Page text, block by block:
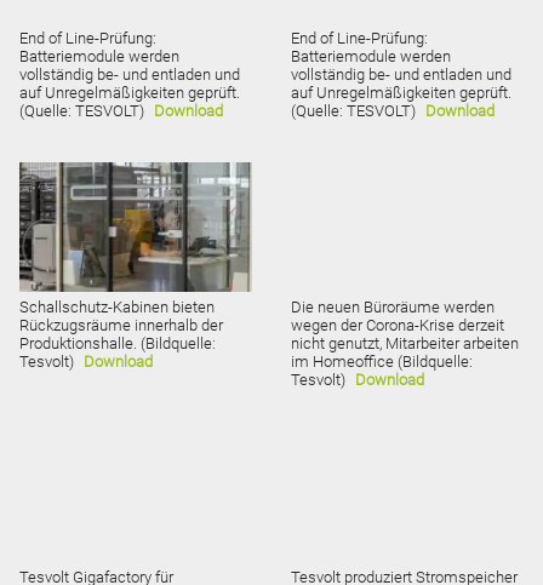
End of Line-Prüfung:
Batteriemodule werden
vollständig be- und entladen und
auf Unregelmäßigkeiten geprüft.
(Quelle: TESVOLT) Download
End of Line-Prüfung:
Batteriemodule werden
vollständig be- und entladen und
auf Unregelmäßigkeiten geprüft.
(Quelle: TESVOLT) Download
Schallschutz-Kabinen bieten
Rückzugsräume innerhalb der
Produktionshalle. (Bildquelle:
Tesvolt) Download
Die neuen Büroräume werden
wegen der Corona-Krise derzeit
nicht genutzt, Mitarbeiter arbeiten
im Homeoffice (Bildquelle:
Tesvolt) Download
Tesvolt Gigafactory für
Tesvolt produziert Stromspeicher